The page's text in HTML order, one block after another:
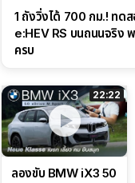
1 ถังวิ่งได้ 700 กม.! ทด
e:HEV RS บนถนนจริง
ครบ
22:22
ลองขับ BMW iX3 50